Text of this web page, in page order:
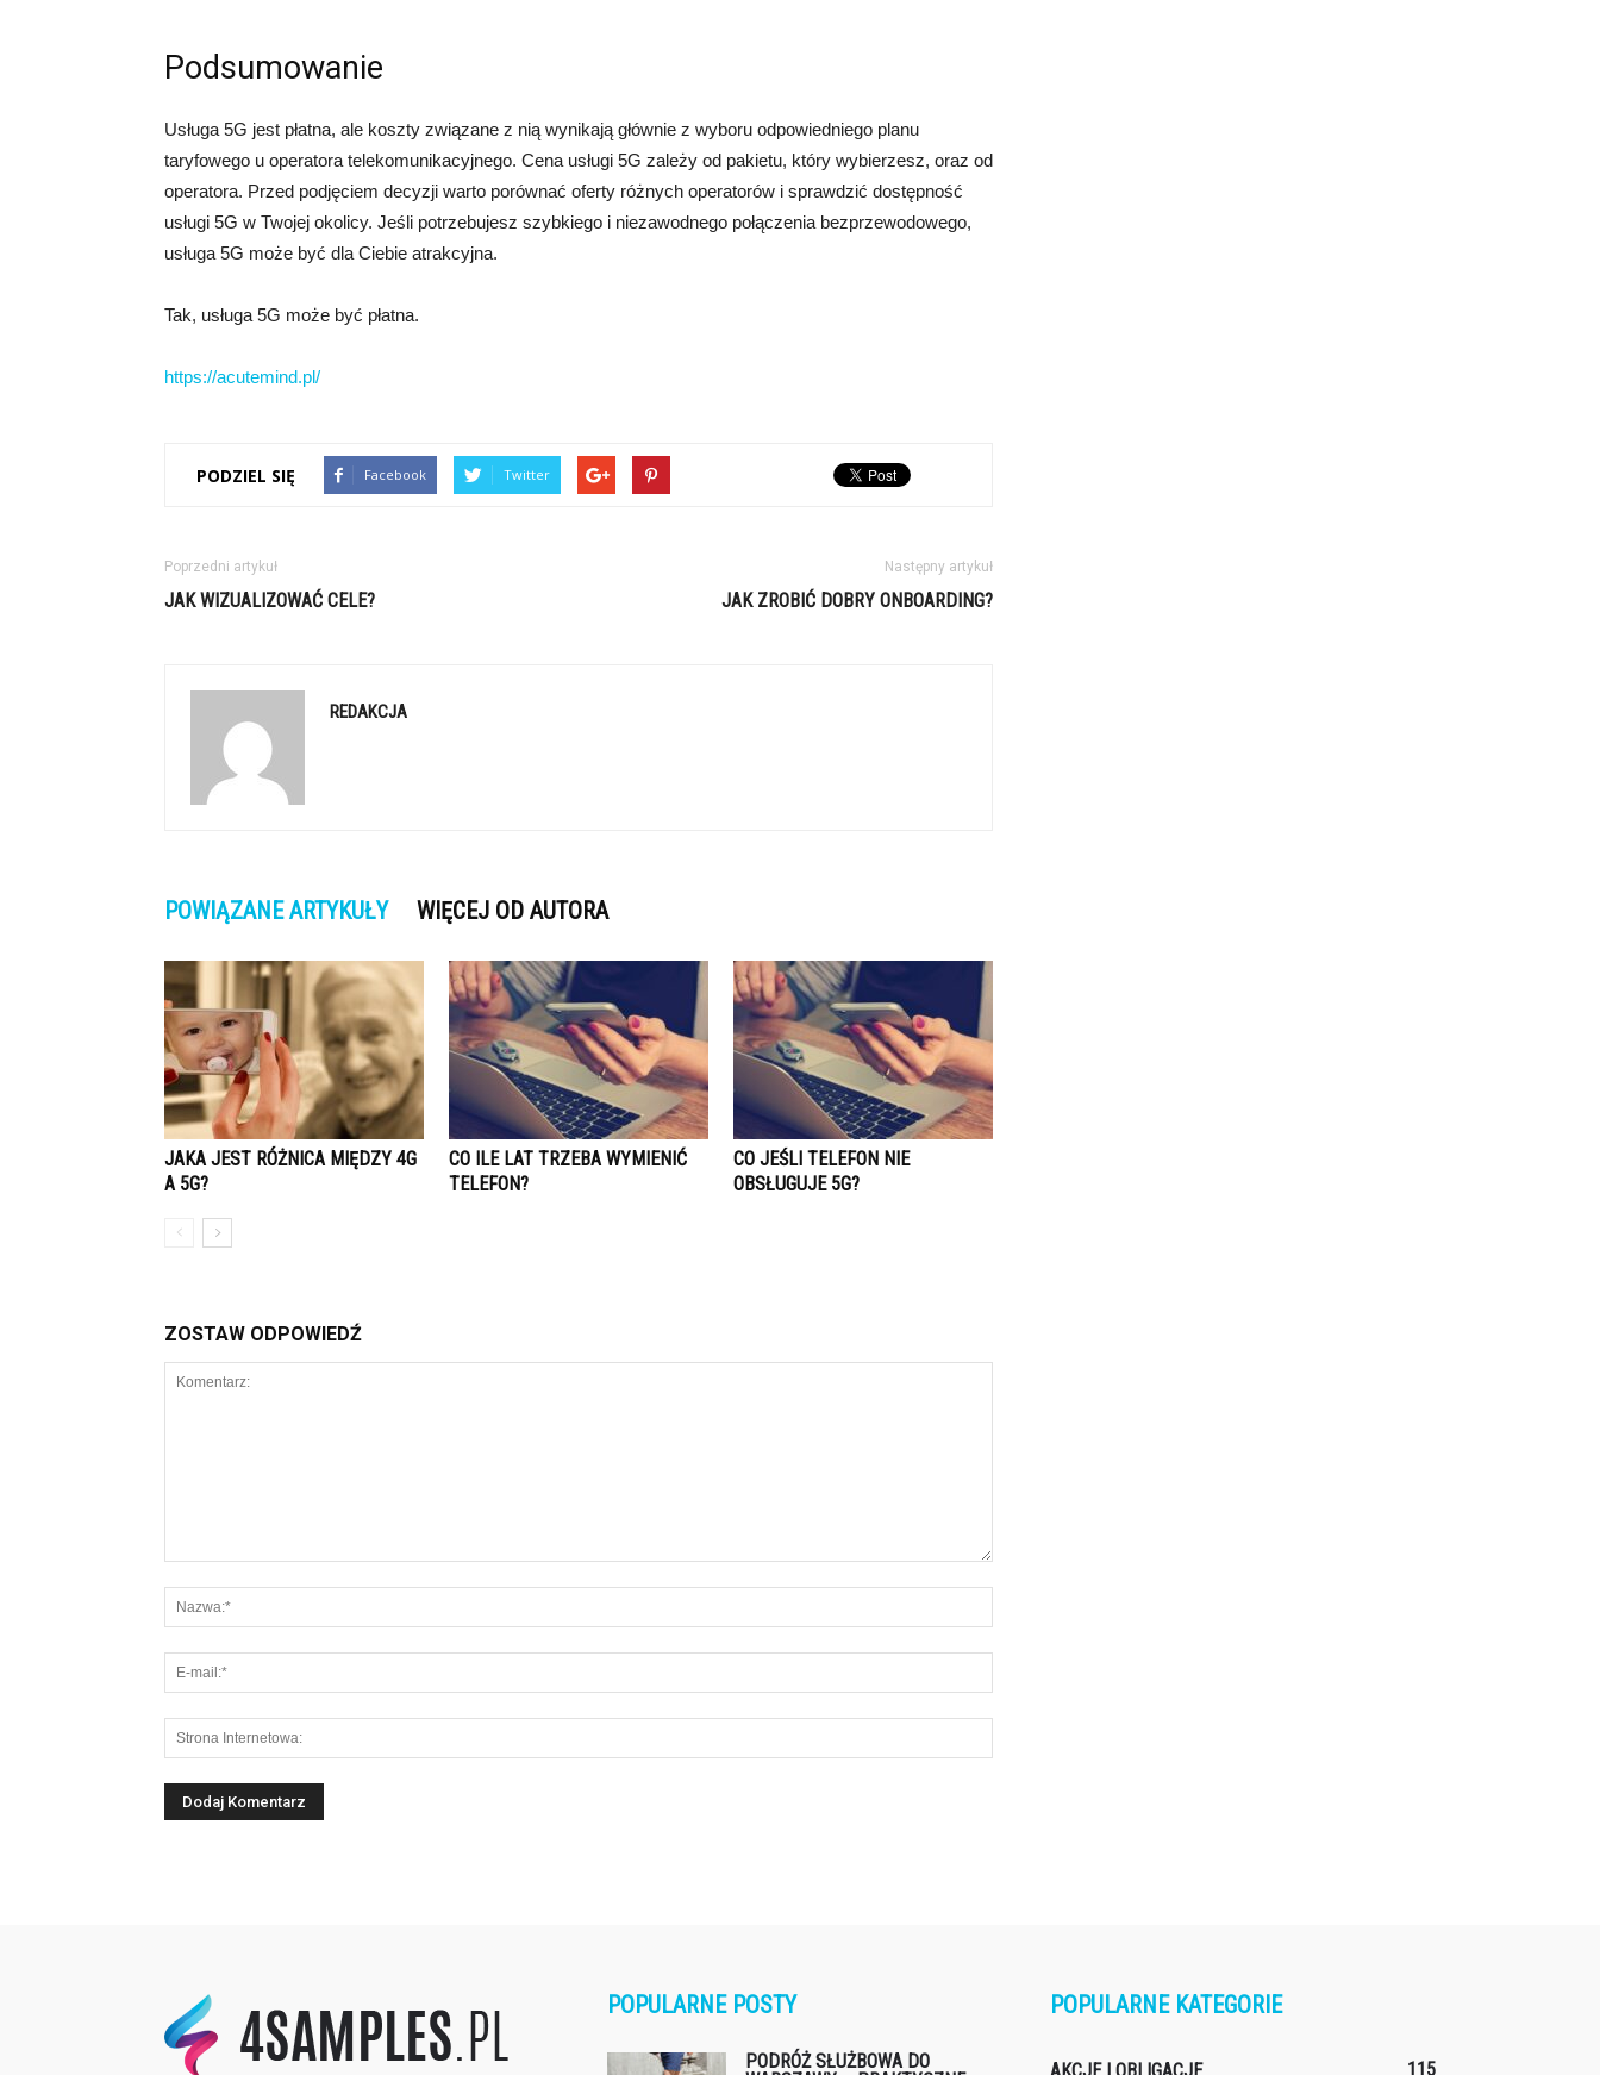
Podsumowanie
Usługa 5G jest płatna, ale koszty związane z nią wynikają głównie z wyboru odpowiedniego planu
taryfowego u operatora telekomunikacyjnego. Cena usługi 5G zależy od pakietu, który wybierzesz, oraz od
operatora. Przed podjęciem decyzji warto porównać oferty różnych operatorów i sprawdzić dostępność
usługi 5G w Twojej okolicy. Jeśli potrzebujesz szybkiego i niezawodnego połączenia bezprzewodowego,
usługa 5G może być dla Ciebie atrakcyjna.
Tak, usługa 5G może być płatna.
https://acutemind.pl/
PODZIEL SIĘ Facebook Twitter
Poprzedni artykuł
JAK WIZUALIZOWAĆ CELE?
Następny artykuł
JAK ZROBIĆ DOBRY ONBOARDING?
REDAKCJA
POWIĄZANE ARTYKUŁY WIĘCEJ OD AUTORA
JAKA JEST RÓŻNICA MIĘDZY 4G
A 5G?
CO ILE LAT TRZEBA WYMIENIĆ
TELEFON?
CO JEŚLI TELEFON NIE
OBSŁUGUJE 5G?
ZOSTAW ODPOWIEDŹ
POPULARNE POSTY
PODRÓŻ SŁUŻBOWA DO
POPULARNE KATEGORIE
115